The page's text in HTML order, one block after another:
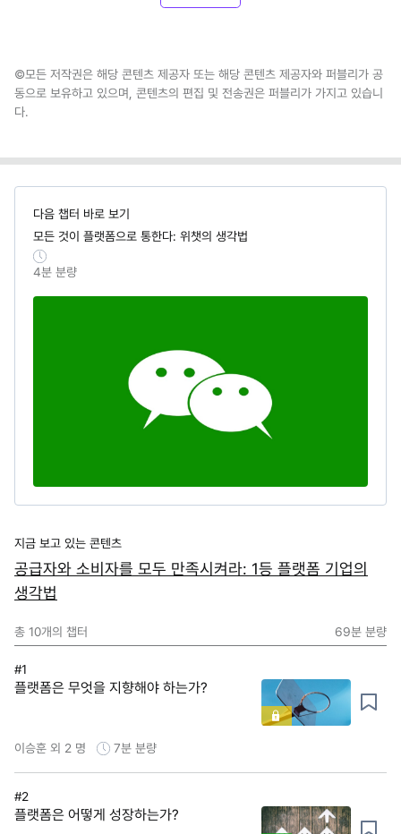
©모든 저작권은 해당 콘텐츠 제공자 또는 해당 콘텐츠 제공자와 퍼블리가 공
동으로 보유하고 있으며, 콘텐츠의 편집 및 전송권은 퍼블리가 가지고 있습니
다.
다음 챕터 바로 보기
모든 것이 플랫폼으로 통한다: 위챗의 생각법
4분 분량
지금 보고 있는 콘텐츠
공급자와 소비자를 모두 만족시켜라: 1등 플랫폼 기업의
생각법
총 10개의 챕터 69분 분량
#1
플랫폼은 무엇을 지향해야 하는가?
이승훈 외 2 명 7분 분량
#2
플랫폼은 어떻게 성장하는가?